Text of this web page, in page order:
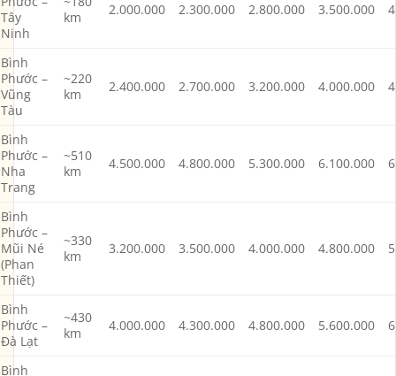
Tây
Ninh
km
2.000.000 2.300.000 2.800.000 3.500.000
Bình
Phước –
Vũng
Tàu
~220
km
2.400.000 2.700.000 3.200.000 4.000.000
Bình
Phước –
Nha
Trang
~510
km
4.500.000 4.800.000 5.300.000 6.100.000
Bình
Phước –
Mũi Né
(Phan
Thiết)
~330
km
3.200.000 3.500.000 4.000.000 4.800.000
Bình
Phước –
Đà Lạt
~430
km
4.000.000 4.300.000 4.800.000 5.600.000
Bình